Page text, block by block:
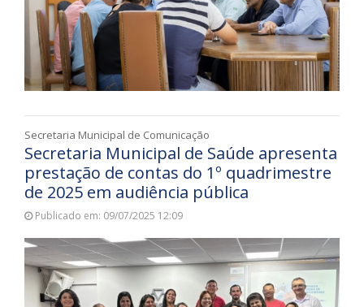
Secretaria Municipal de Comunicação
Secretaria Municipal de Saúde apresenta
prestação de contas do 1º quadrimestre
de 2025 em audiência pública
Publicado em: 09/07/2025 12:09